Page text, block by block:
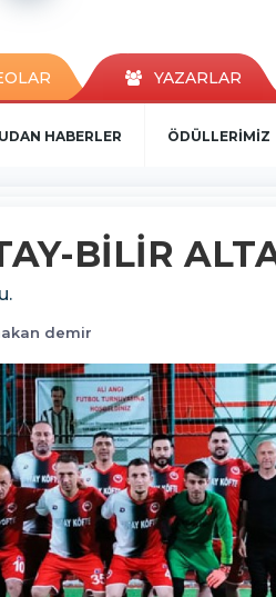
YAZARLAR
HABERLER ÖDÜLLERİMİZ
BİLİR
demir